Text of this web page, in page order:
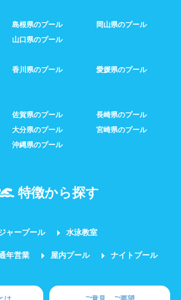
島根県のプール
岡山県のプール
山口県のプール
香川県のプール
愛媛県のプール
佐賀県のプール
長崎県のプール
大分県のプール
宮崎県のプール
沖縄県のプール
特徴から探す
ャープール 水泳教室
年営業 屋内プール ナイトプール